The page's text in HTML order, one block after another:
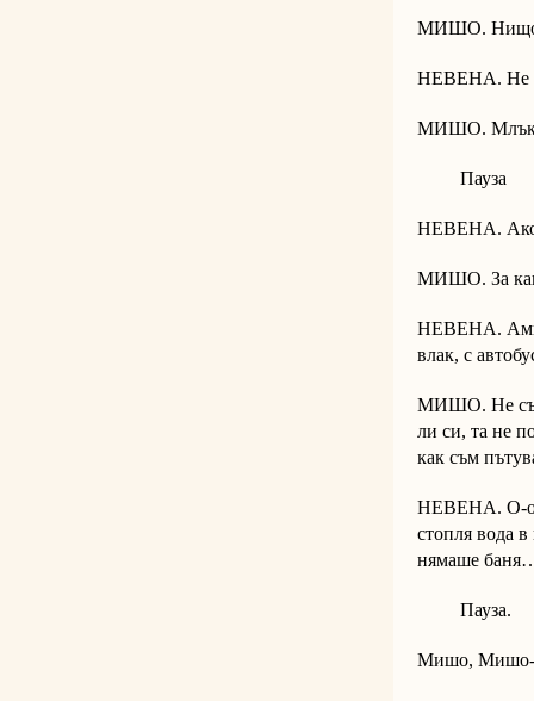
МИШО. Нищо
НЕВЕНА. Не
МИШО.
Пауза
НЕВЕНА. Ако
МИШО. За
НЕВЕНА.
влак, с
МИШО. Не съм
ли си, та не
как съм
НЕВЕНА. О-о-
стопля вода
нямаше
Пауза.
Мишо, Мишо-